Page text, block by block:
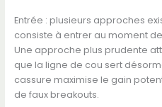
Entrée : plusieurs approches
consiste à entrer au moment
Une approche plus prudente
que la ligne de cou sert
cassure maximise le gain
de faux breakouts.